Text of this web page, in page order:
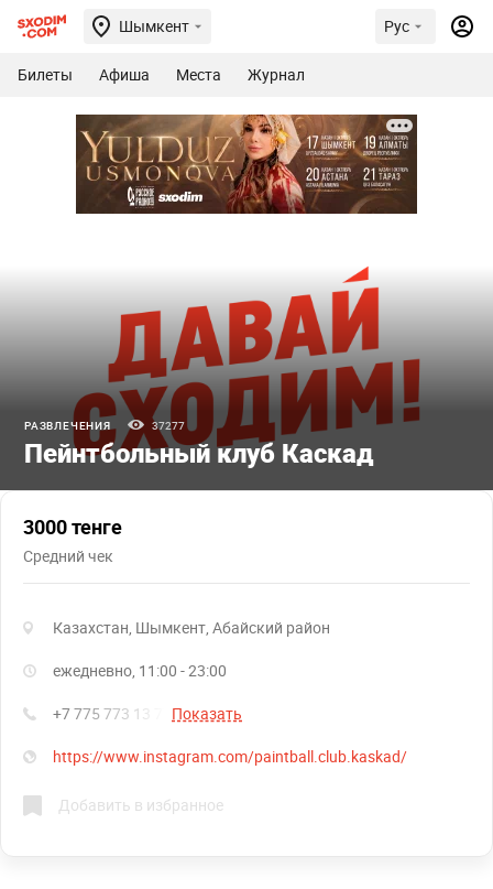
Шымкент Рус
Билеты Афиша Места Журнал
РАЗВЛЕЧЕНИЯ 37277
Пейнтбольный клуб Каскад
3000 тенге
Средний чек
Казахстан, Шымкент, Абайский район
ежедневно, 11:00 - 23:00
+7 775 773 13 77 Показать
https://www.instagram.com/paintball.club.kaskad/
Добавить в избранное